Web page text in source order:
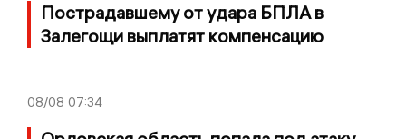
Пострадавшему от удара БПЛА в
Залегощи выплатят компенсацию
08/08 07:34